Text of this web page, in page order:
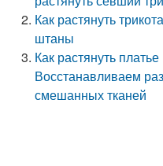
Как растянуть
штаны
Как растянуть
Восстанавливаем
смешанных тканей